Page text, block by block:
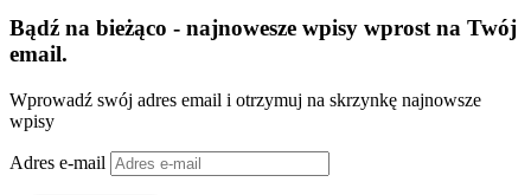
Bądź na bieżąco - najnowesze wpisy wprost na Twój
email.
Wprowadź swój adres email i otrzymuj na skrzynkę najnowsze
wpisy
Adres e-mail